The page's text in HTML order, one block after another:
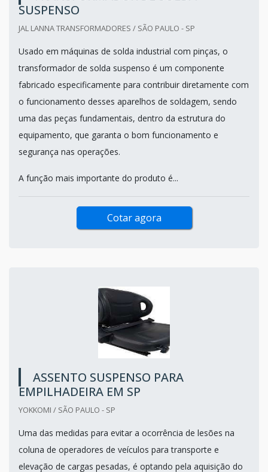
SUSPENSO
JAL LANNA TRANSFORMADORES / SÃO PAULO - SP
Usado em máquinas de solda industrial com pinças, o
transformador de solda suspenso é um componente
fabricado especificamente para contribuir diretamente com
o funcionamento desses aparelhos de soldagem, sendo
uma das peças fundamentais, dentro da estrutura do
equipamento, que garanta o bom funcionamento e
segurança nas operações.
A função mais importante do produto é...
Cotar agora
ASSENTO SUSPENSO PARA
EMPILHADEIRA EM SP
YOKKOMI / SÃO PAULO - SP
Uma das medidas para evitar a ocorrência de lesões na
coluna de operadores de veículos para transporte e
elevação de cargas pesadas, é optando pela aquisição do